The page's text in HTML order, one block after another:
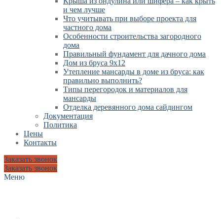
и чем лучше
Что учитывать при выборе проекта для
частного дома
Особенности строительства загородного
дома
Правильный фундамент для дачного дома
Дом из бруса 9х12
Утепление мансарды в доме из бруса: как
правильно выполнить?
Типы перегородок и материалов для
мансарды
Отделка деревянного дома сайдингом
Документация
Политика
Цены
Контакты
Заказать звонок
Заказать звонок
Меню